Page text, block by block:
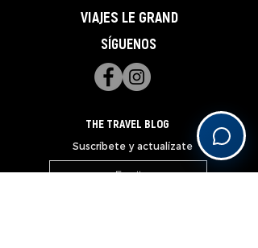
VIAJES LE GRAND
SÍGUENOS
THE TRAVEL BLOG
Suscríbete y actualízate